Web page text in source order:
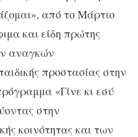
από το Μάρτιο
και είδη πρώτης
αναγκών
προστασίας στην
«Γίνε κι εσύ
στην
κοινότητας και των